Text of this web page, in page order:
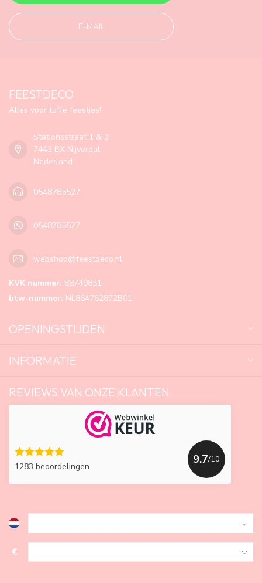
E-MAIL
FEESTDECO
Alles voor toffe feestjes!
Stationsstraat 1 & 2
7443 BX Nijverdal
Nederland
0548785527
0548785527
webshop@feestdeco.nl
KVK nummer: 88749851
btw-nummer: NL864762872B01
OPENINGSTIJDEN
INFORMATIE
REVIEWS VAN ONZE KLANTEN
1283 beoordelingen
9.7/10
€